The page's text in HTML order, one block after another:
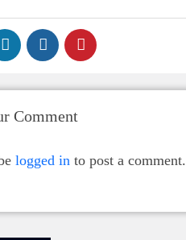
Comment
logged in to post a comment.